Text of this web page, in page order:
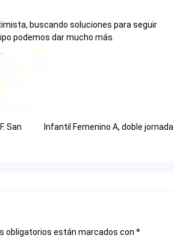
buscando soluciones para seguir
podemos dar mucho más.
San
Infantil Femenino A, doble jornada
obligatorios están marcados con *